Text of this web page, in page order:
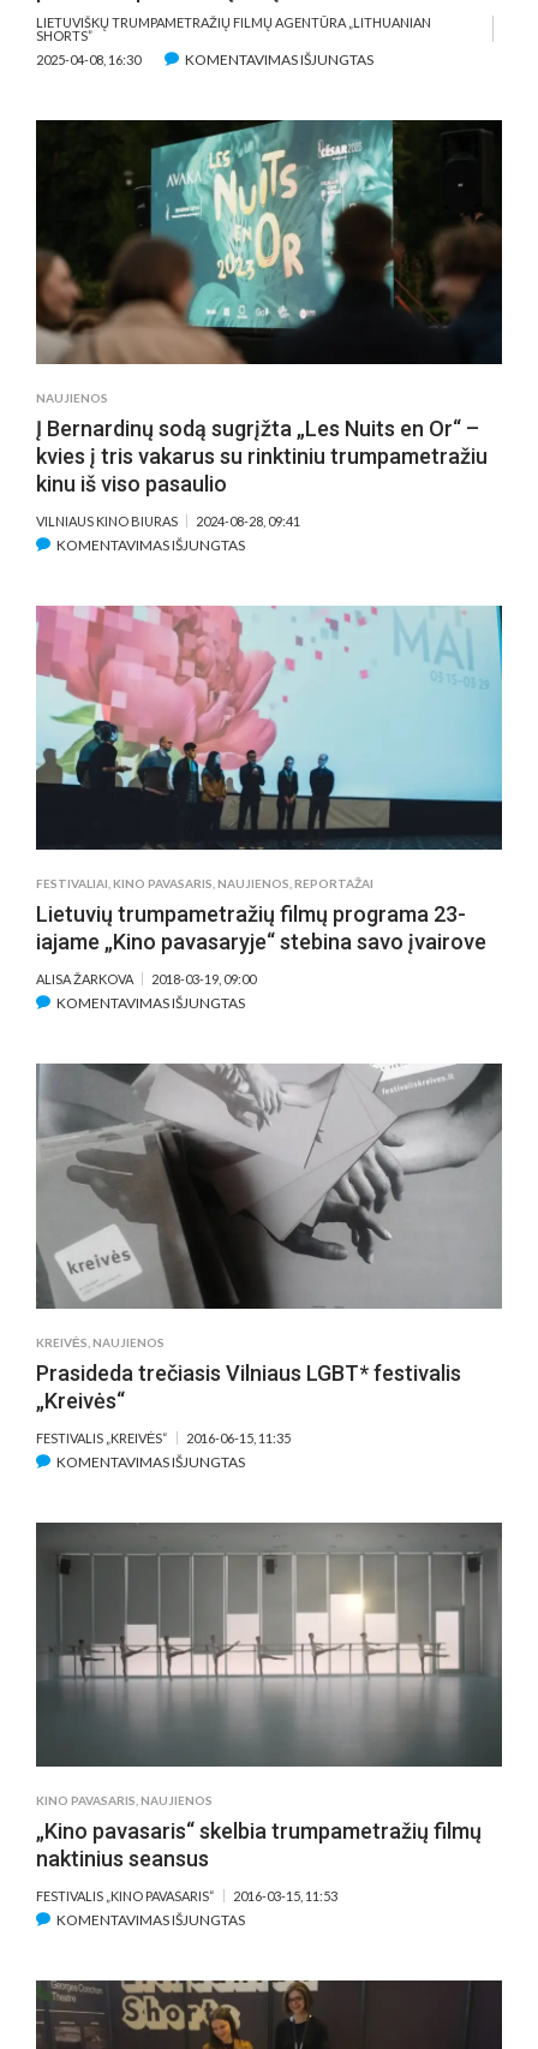
LIETUVIŠKŲ TRUMPAMETRAŽIŲ FILMŲ AGENTŪRA „LITHUANIAN
SHORTS”
2025-04-08, 16:30
KOMENTAVIMAS IŠJUNGTASĮRAŠE
KARJEROS
PRADŽIOJE
BUVAU
PRIEŠ
TRUMPAMETRAŽĮ
KINĄ
NAUJIENOS
Į Bernardinų sodą sugrįžta „Les Nuits en Or“ –
kvies į tris vakarus su rinktiniu trumpametražiu
kinu iš viso pasaulio
VILNIAUS KINO BIURAS 2024-08-28, 09:41
KOMENTAVIMAS IŠJUNGTASĮRAŠE
SUGRĮŽTA
„LES
NUITS
EN
OR“
–
KVIES
Į
TRIS
RINKTINIU
TRUMPAMETRAŽIU
KINU
IŠ
FESTIVALIAI KINO PAVASARIS NAUJIENOS REPORTAŽAI
Lietuvių trumpametražių filmų programa 23-
iajame „Kino pavasaryje“ stebina savo įvairove
ALISA ŽARKOVA 2018-03-19, 09:00
KOMENTAVIMAS IŠJUNGTASĮRAŠE
FILMŲ
PROGRAMA
23-
IAJAME
„KINO
PAVASARYJE“
STEBINA
KREIVĖS NAUJIENOS
Prasideda trečiasis Vilniaus LGBT* festivalis
„Kreivės“
FESTIVALIS „KREIVĖS“ 2016-06-15, 11:35
KOMENTAVIMAS IŠJUNGTASĮRAŠE
VILNIAUS
LGBT*
„KREIVĖS“
KINO PAVASARIS NAUJIENOS
„Kino pavasaris“ skelbia trumpametražių filmų
naktinius seansus
FESTIVALIS „KINO PAVASARIS“ 2016-03-15, 11:53
KOMENTAVIMAS IŠJUNGTASĮRAŠE
SKELBIA
TRUMPAMETRAŽIŲ
FILMŲ